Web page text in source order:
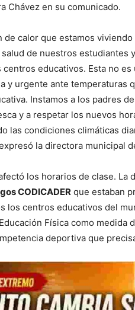
Chávez en su comunicado.
de calor que estamos
de nuestros estudiantes
educativos. Esta no
y urgente ante temperaturas
Instamos a los padres
y a respetar los nuevos
las condiciones climáticas
la directora municipal
los horarios de clase.
CODICADER que estaban
los centros educativos del
Física como
deportiva que